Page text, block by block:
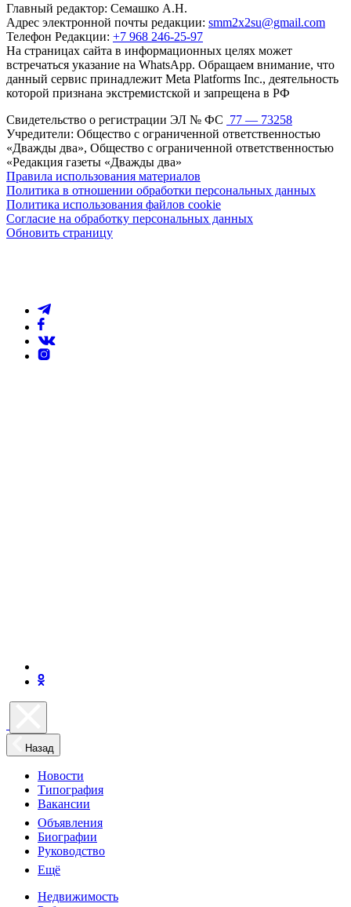
Главный редактор: Семашко А.Н.
Адрес электронной почты редакции: smm2x2su@gmail.com
Телефон Редакции: +7 968 246-25-97
На страницах сайта в информационных целях может
встречаться указание на WhatsApp. Обращаем внимание, что
данный сервис принадлежит Meta Platforms Inc., деятельность
которой признана экстремистской и запрещена в РФ
Свидетельство о регистрации ЭЛ № ФС 77 — 73258
Учредители: Общество с ограниченной ответственностью
«Дважды два», Общество с ограниченной ответственностью
«Редакция газеты «Дважды два»
Правила использования материалов
Политика в отношении обработки персональных данных
Политика использования файлов cookie
Согласие на обработку персональных данных
Обновить страницу
Назад
Новости
Типография
Вакансии
Объявления
Биографии
Руководство
Ещё
Недвижимость